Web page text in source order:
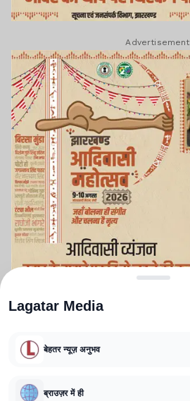
Advertisement
CORRECTIONS POLICY
Lagatar Media
बेहतर न्यूज़ अनुभव
ब्राउज़र में ही